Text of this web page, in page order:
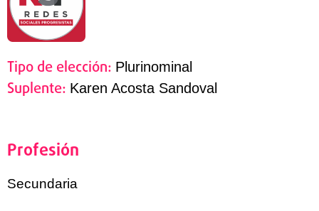
Tipo de elección: Plurinominal
Suplente: Karen Acosta Sandoval
Profesión
Secundaria